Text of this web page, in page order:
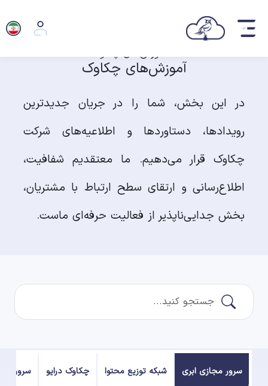
آموزش‌های چکاوک
در این بخش، شما را در جریان جدیدترین
رویدادها، دستاوردها و اطلاعیه‌های شرکت
چکاوک قرار می‌دهیم. ما معتقدیم شفافیت،
اطلاع‌رسانی و ارتقای سطح ارتباط با مشتریان،
بخش جدایی‌ناپذیر از فعالیت حرفه‌ای ماست.
سرور مجازی ابری شبکه توزیع محتوا چکاوک درایو سرور